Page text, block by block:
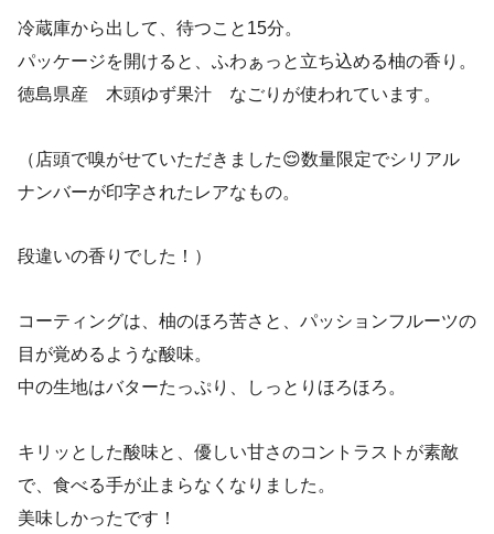
冷蔵庫から出して、待つこと15分。
パッケージを開けると、ふわぁっと立ち込める柚の香り。
徳島県産 木頭ゆず果汁 なごりが使われています。
（店頭で嗅がせていただきました😌数量限定でシリアル
ナンバーが印字されたレアなもの。
段違いの香りでした！）
コーティングは、柚のほろ苦さと、パッションフルーツの
目が覚めるような酸味。
中の生地はバターたっぷり、しっとりほろほろ。
キリッとした酸味と、優しい甘さのコントラストが素敵
で、食べる手が止まらなくなりました。
美味しかったです！